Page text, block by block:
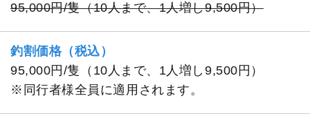
95,000円/隻（10人まで、1人増し9,500円）
釣割価格（税込）
95,000円/隻（10人まで、1人増し9,500円）
※同行者様全員に適用されます。